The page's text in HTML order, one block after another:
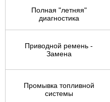
Полная "летняя"
диагностика
Приводной ремень -
Замена
Промывка топливной
системы